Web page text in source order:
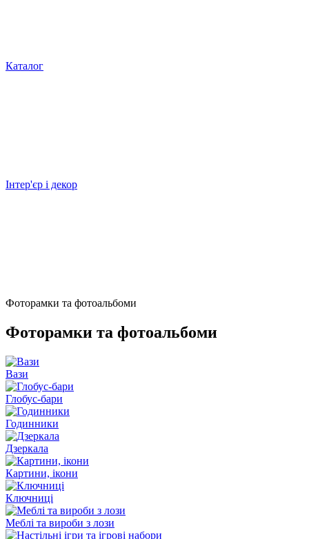
Каталог
Інтер'єр і декор
Фоторамки та фотоальбоми
Фоторамки та фотоальбоми
Вази
Глобус-бари
Годинники
Дзеркала
Картини, ікони
Ключниці
Меблі та вироби з лози